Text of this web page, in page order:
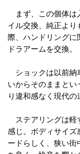
まず、この個体は
イル交換、純正よ
際、ハンドリングに
ドラアームを交換。
ショックは以前納
いからそのままと
り違和感なく現代の
ステアリングは軽
感じ。ボディサイ
ードらしく、狭い